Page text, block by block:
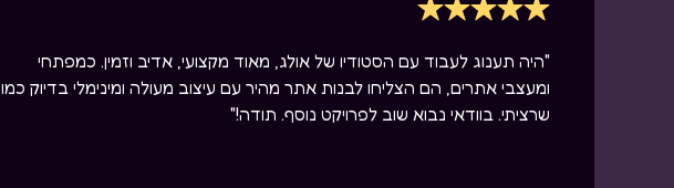
"היה תענוג לעבוד עם הסטודיו של אולג, מאוד מקצועי, אדיב וזמין. כמפתחי
ומעצבי אתרים, הם הצליחו לבנות אתר מהיר עם עיצוב מעולה ומינימלי בדיוק כמו
שרציתי. בוודאי נבוא שוב לפרויקט נוסף. תודה!"